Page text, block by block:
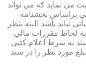
مي نمايد كه مي تواند
براساس بخشنامه
نبايد باشد البته بنظر
لحاظ مقررات مالي
به شرط اعلام كتبي
مورد نظر را در سند